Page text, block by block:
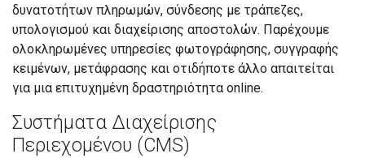
δυνατοτήτων πληρωμών, σύνδεσης με τράπεζες,
υπολογισμού και διαχείρισης αποστολών. Παρέχουμε
ολοκληρωμένες υπηρεσίες φωτογράφησης, συγγραφής
κειμένων, μετάφρασης και οτιδήποτε άλλο απαιτείται
για μια επιτυχημένη δραστηριότητα online.
Συστήματα Διαχείρισης
Περιεχομένου (CMS)